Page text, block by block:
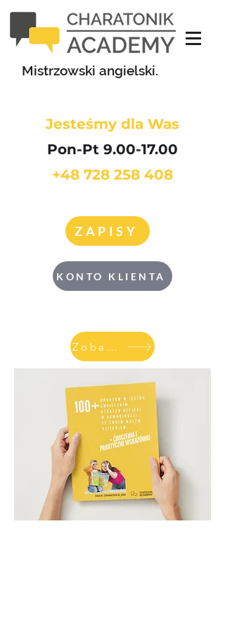
Jesteśmy dla Was
Pon-Pt 9.00-17.00
+48 728 258 408
KONTO KLIENTA
ZAPISY
Mistrzowski angielski.
Zobacz sklep